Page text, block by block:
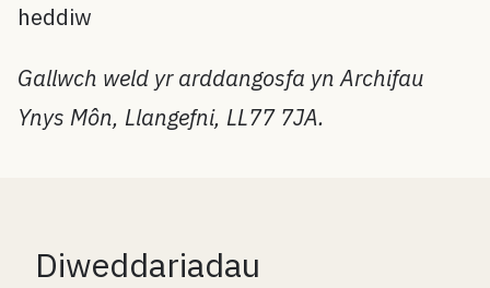
heddiw
Gallwch weld yr arddangosfa yn Archifau
Ynys Môn, Llangefni, LL77 7JA.
Diweddariadau